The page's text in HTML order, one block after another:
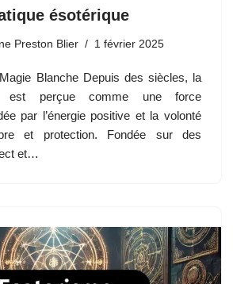
ésotérique
Preston Blier 1 février 2025
Blanche Depuis des siècles, la
est perçue comme une force
par l’énergie positive et la volonté
et protection. Fondée sur des
et…